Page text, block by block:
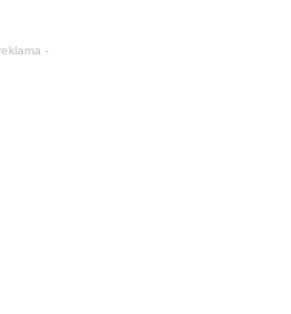
-